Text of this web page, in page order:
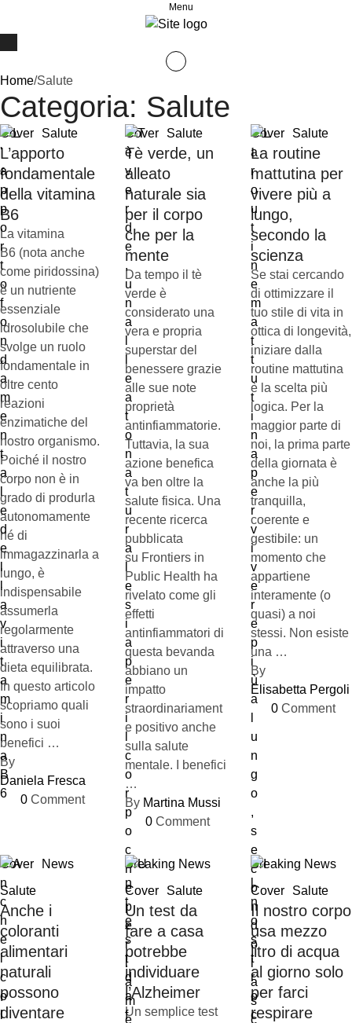
Menu
Home/Salute
Categoria: Salute
Cover Salute
L’apporto
fondamentale
della vitamina
B6
La vitamina
B6 (nota anche
come piridossina)
è un nutriente
essenziale
idrosolubile che
svolge un ruolo
fondamentale in
oltre cento
reazioni
enzimatiche del
nostro organismo.
Poiché il nostro
corpo non è in
grado di produrla
autonomamente
né di
immagazzinarla a
lungo, è
indispensabile
assumerla
regolarmente
attraverso una
dieta equilibrata.
In questo articolo
scopriamo quali
sono i suoi
benefici …
By
Daniela Fresca
0 Comment
Cover Salute
Tè verde, un
alleato
naturale sia
per il corpo
che per la
mente
Da tempo il tè
verde è
considerato una
vera e propria
superstar del
benessere grazie
alle sue note
proprietà
antinfiammatorie.
Tuttavia, la sua
azione benefica
va ben oltre la
salute fisica. Una
recente ricerca
pubblicata
su Frontiers in
Public Health ha
rivelato come gli
effetti
antinfiammatori di
questa bevanda
abbiano un
impatto
straordinariament
e positivo anche
sulla salute
mentale. I benefici
…
By Martina Mussi
0 Comment
Cover Salute
La routine
mattutina per
vivere più a
lungo,
secondo la
scienza
Se stai cercando
di ottimizzare il
tuo stile di vita in
ottica di longevità,
iniziare dalla
routine mattutina
è la scelta più
logica. Per la
maggior parte di
noi, la prima parte
della giornata è
anche la più
tranquilla,
coerente e
gestibile: un
momento che
appartiene
interamente (o
quasi) a noi
stessi. Non esiste
una …
By
Elisabetta Pergoli
0 Comment
Cover
News
Salute
Anche i
coloranti
alimentari
naturali
possono
diventare
Breaking News
Cover
Salute
Un test da
fare a casa
potrebbe
individuare
l’Alzheimer
Un semplice test
Breaking News
Cover
Salute
Il nostro corpo
usa mezzo
litro di acqua
al giorno solo
per farci
respirare